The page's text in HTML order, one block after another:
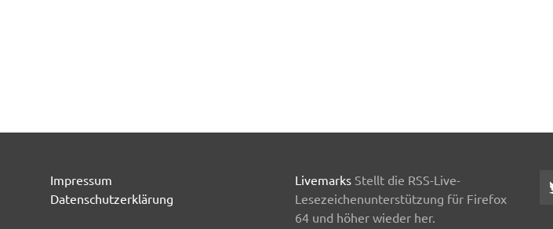
Impressum
Datenschutzerklärung
Livemarks Stellt die RSS-Live-
Lesezeichenunterstützung für Firefox
64 und höher wieder her.